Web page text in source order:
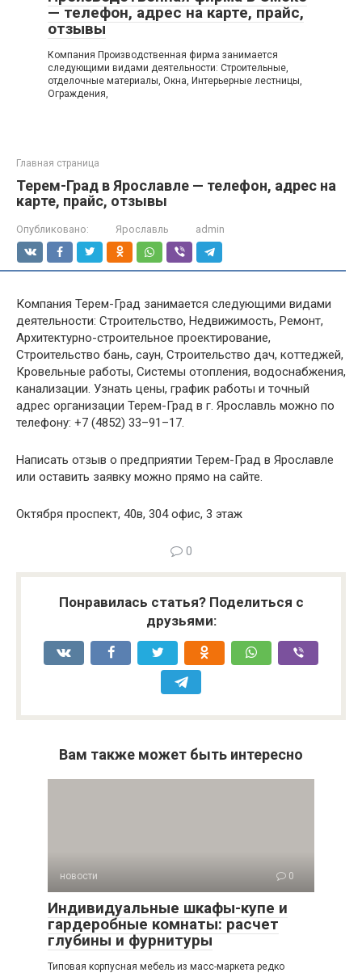
— телефон, адрес на карте, прайс,
отзывы
Компания Производственная фирма занимается
следующими видами деятельности: Строительные,
отделочные материалы, Окна, Интерьерные лестницы,
Ограждения,
Главная страница
Терем-Град в Ярославле — телефон, адрес на
карте, прайс, отзывы
Опубликовано: Ярославль admin
Компания Терем-Град занимается следующими видами
деятельности: Строительство, Недвижимость, Ремонт,
Архитектурно-строительное проектирование,
Строительство бань, саун, Строительство дач, коттеджей,
Кровельные работы, Системы отопления, водоснабжения,
канализации. Узнать цены, график работы и точный
адрес организации Терем-Град в г. Ярославль можно по
телефону: +7 (4852) 33–91–17.
Написать отзыв о предприятии Терем-Град в Ярославле
или оставить заявку можно прямо на сайте.
Октября проспект, 40в, 304 офис, 3 этаж
0
Понравилась статья? Поделиться с
друзьями:
Вам также может быть интересно
новости 0
Индивидуальные шкафы-купе и
гардеробные комнаты: расчет
глубины и фурнитуры
Типовая корпусная мебель из масс-маркета редко